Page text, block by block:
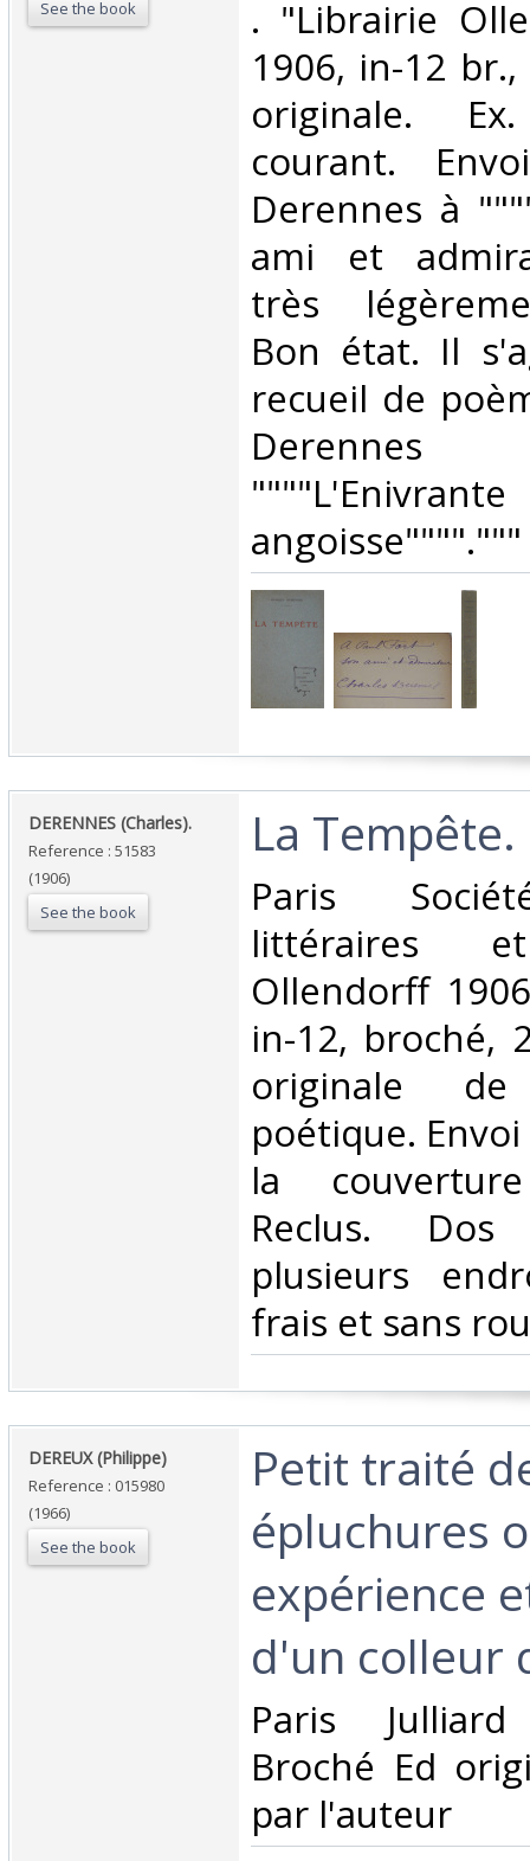
See the book
‎. "Librairie
1906, in-12
originale.
courant.
Derennes à
ami et
très
Bon état. Il
recueil de
""""L'Enivrante
angoisse""""."""‎
‎DERENNES (Charles).‎
Reference : 51583
(1906)
See the book
‎La Tempête.‎
‎Paris
littéraires
Ollendorff
in-12, broché,
originale
poétique.
la
Reclus.
plusieurs
frais et sans
‎DEREUX (Philippe)‎
Reference : 015980
(1966)
See the book
‎Petit traité
épluchures
expérience
d'un colleur
‎Paris
Broché Ed
par l'auteur‎